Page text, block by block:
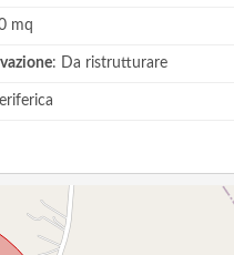
mq
: Da ristrutturare